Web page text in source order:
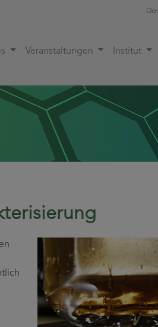
Veranstaltungen Institut